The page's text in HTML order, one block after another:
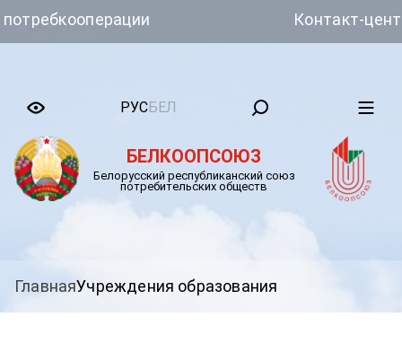
Контакт-центр
БЕЛКООПСОЮЗ
Белорусский республиканский союз
потребительских обществ
РУСБЕЛ
ГлавнаяУчреждения образования